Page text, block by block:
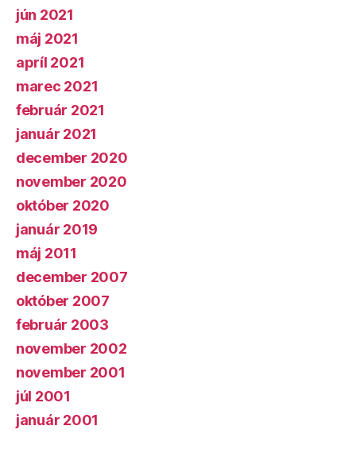
jún 2021
máj 2021
apríl 2021
marec 2021
február 2021
január 2021
december 2020
november 2020
október 2020
január 2019
máj 2011
december 2007
október 2007
február 2003
november 2002
november 2001
júl 2001
január 2001